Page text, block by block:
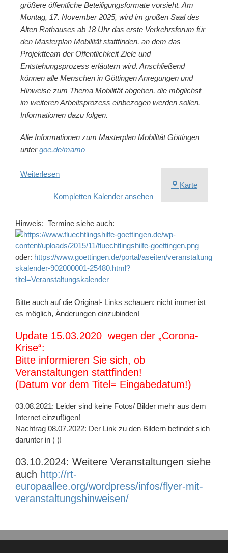
größere öffentliche Beteiligungsformate vorsieht. Am
Montag, 17. November 2025, wird im großen Saal des
Alten Rathauses ab 18 Uhr das erste Verkehrsforum für
den Masterplan Mobilität stattfinden, an dem das
Projektteam der Öffentlichkeit Ziele und
Entstehungsprozess erläutern wird. Anschließend
können alle Menschen in Göttingen Anregungen und
Hinweise zum Thema Mobilität abgeben, die möglichst
im weiteren Arbeitsprozess einbezogen werden sollen.
Informationen dazu folgen.
Alle Informationen zum Masterplan Mobilität Göttingen
untergoe.de/mamo
Karte
Weiterlesen
Kompletten Kalender ansehen
Hinweis: Termine siehe auch:
oder: https://www.goettingen.de/portal/aseiten/veranstaltung
skalender-902000001-25480.html?
titel=Veranstaltungskalender
Bitte auch auf die Original- Links schauen: nicht immer ist
es möglich, Änderungen einzubinden!
Update 15.03.2020 wegen der „Corona-
Krise“:
Bitte informieren Sie sich, ob
Veranstaltungen stattfinden!
(Datum vor dem Titel= Eingabedatum!)
03.08.2021: Leider sind keine Fotos/ Bilder mehr aus dem
Internet einzufügen!
Nachtrag 08.07.2022: Der Link zu den Bildern befindet sich
darunter in ( )!
03.10.2024: Weitere Veranstaltungen siehe
auch http://rt-
europaallee.org/wordpress/infos/flyer-mit-
veranstaltungshinweisen/